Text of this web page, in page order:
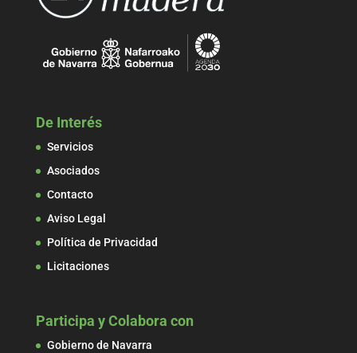
De Interés
Servicios
Asociados
Contacto
Aviso Legal
Política de Privacidad
Licitaciones
Participa y Colabora con
Gobierno de Navarra